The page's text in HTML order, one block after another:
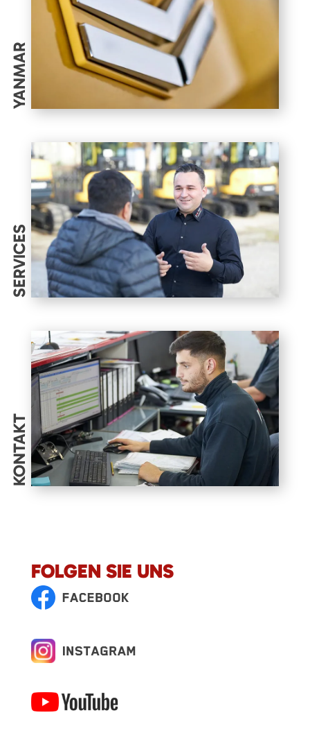
YANMAR
SERVICES
KONTAKT
FOLGEN SIE UNS